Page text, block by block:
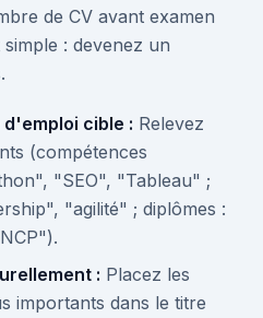
de CV avant examen
: devenez un
cible : Relevez
(compétences
"SEO", "Tableau" ;
"agilité" ; diplômes :
: Placez les
importants dans le titre